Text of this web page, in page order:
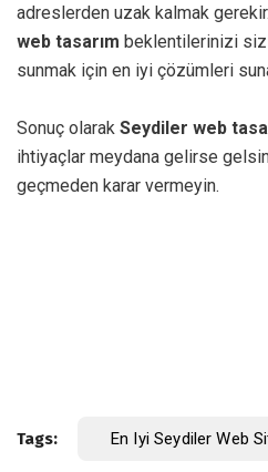
adreslerden uzak kalmak
web tasarım beklentilerinizi
sunmak için en iyi çözümleri
Sonuç olarak Seydiler web
ihtiyaçlar meydana gelirse
geçmeden karar vermeyin.
Tags: En Iyi Seydiler Web